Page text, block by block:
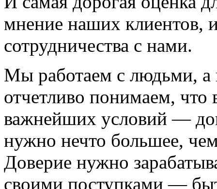
мнение наших клиентов,
сотрудничества с нами.
Мы работаем с людьми, а
отчетливо понимаем,
важнейших условий —
нужно нечто большее,
Доверие нужно
своими поступками —